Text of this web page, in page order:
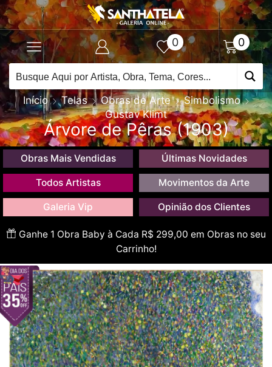
0 0
Início Telas Obras de Arte
Simbolismo
Gustav Klimt
Árvore de Pêras (1903)
Obras Mais Vendidas Últimas Novidades
Todos Artistas Movimentos da Arte
Galeria Vip Opinião dos Clientes
Ganhe 1 Obra Baby à Cada R$ 299,00 em Obras no seu
Carrinho!